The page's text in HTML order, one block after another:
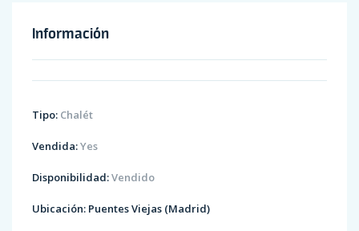
Información
Tipo: Chalét
Vendida:Yes
Disponibilidad:Vendido
Ubicación: Puentes Viejas (Madrid)